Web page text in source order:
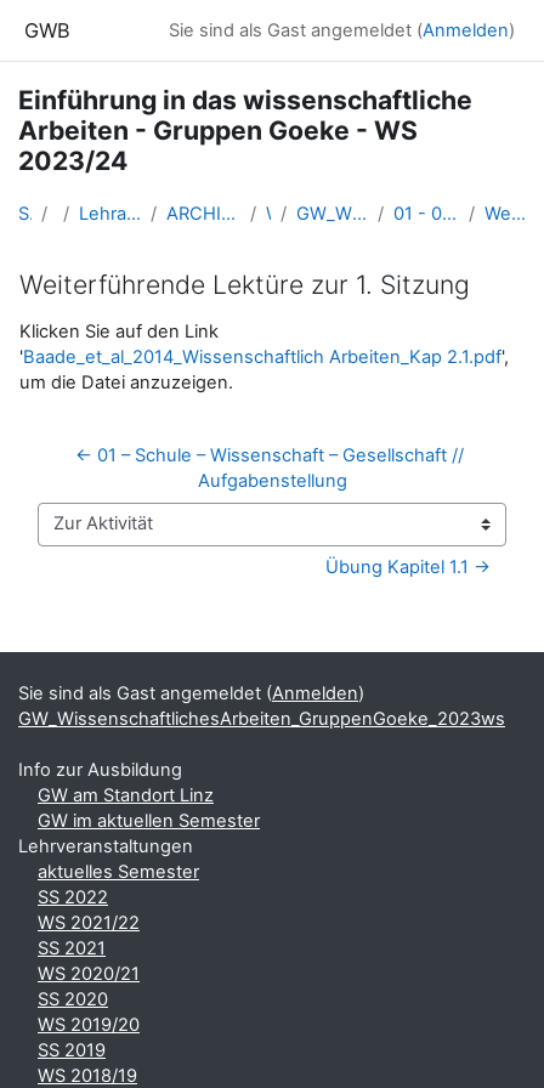
GWB Sie sind als Gast angemeldet (Anmelden)
Einführung in das wissenschaftliche
Arbeiten - Gruppen Goeke - WS
2023/24
Startseite Kurse Lehramtsausbildung GW im Cluster Österreich Mitte ARCHIV - Lehrveranstaltungen am Standort Linz - seit 2016 WS_2023/24 GW_WissenschaftlichesArbeiten_GruppenGoeke_2023ws 01 - 05.10.2023: Schule – Wissenschaft – Gesellschaft Weiterführende Lektüre zur 1. Sitzung
Weiterführende Lektüre zur 1. Sitzung
Abschlussbedingungen
Klicken Sie auf den Link
'Baade_et_al_2014_Wissenschaftlich Arbeiten_Kap 2.1.pdf',
um die Datei anzuzeigen.
← 01 – Schule – Wissenschaft – Gesellschaft //
Aufgabenstellung
Zur Aktivität
Übung Kapitel 1.1 →
Ergänzungsblöcke
Sie sind als Gast angemeldet (Anmelden)
GW_WissenschaftlichesArbeiten_GruppenGoeke_2023ws
Info zur Ausbildung
GW am Standort Linz
GW im aktuellen Semester
Lehrveranstaltungen
aktuelles Semester
SS 2022
WS 2021/22
SS 2021
WS 2020/21
SS 2020
WS 2019/20
SS 2019
WS 2018/19